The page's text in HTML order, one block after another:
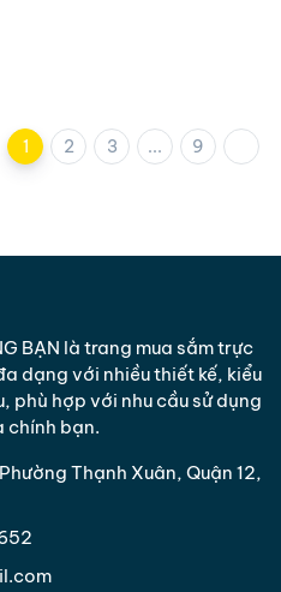
1 2 3 ... 9
BẠN là trang mua sắm trực
dạng với nhiều thiết kế, kiểu
phù hợp với nhu cầu sử dụng
chính bạn.
Thạnh Xuân, Quận 12,